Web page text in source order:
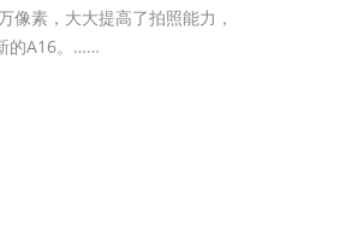
像素，大大提高了拍照能力，
的A16。……